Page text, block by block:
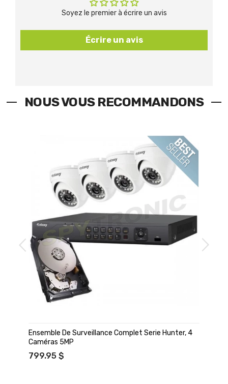
Soyez le premier à écrire un avis
Écrire un avis
NOUS VOUS RECOMMANDONS
Ensemble De Surveillance Complet Serie Hunter, 4
Caméras 5MP
799.95 $